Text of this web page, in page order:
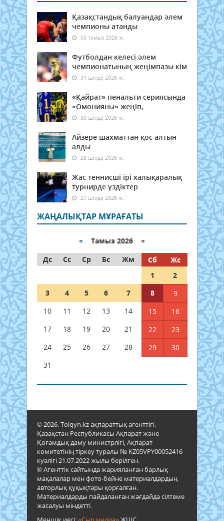
Қазақстандық балуандар әлем
чемпионы атанды
03 тамыз 2026 ж.
Футболдан келесі әлем
чемпионатының жеңімпазы кім
31 шілде 2026 ж.
«Қайрат» пенальти сериясында
«Омонияны» жеңіп,
30 шілде 2026 ж.
Айзере шахматтан қос алтын
алды
28 шілде 2026 ж.
Жас теннисші ірі халықаралық
турнирде үздіктер
27 шілде 2026 ж.
ЖАҢАЛЫҚТАР МҰРАҒАТЫ
« Тамыз 2026 »
Дс
Сс Ср Бс Жм Сб
Жс
1
2
3
4 5 6 7 8
9
10
11 12 13 14 15
16
17
18 19 20 21 22
23
24
25 26 27 28 29
30
31
© 2026. Tolqyn.kz ақпараттық агенттігі.
Қазақстан Республикасы Ақпарат және
Қоғамдық даму министрлігі, Ақпарат
комитетінің тіркеу туралы № KZ05VPY00052416
куәлігі 21.07.2022 жылы берілген.
® Агенттік сайтында жарияланған барлық
мақалалар мен фото-бейне материалдардың
авторлық құқықтары қорғалған.
Материалдарды пайдаланған жағдайда сілтеме
жасалуы міндетті.